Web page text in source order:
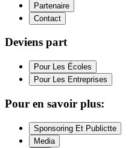
Partenaire
Contact
Deviens part
Pour Les Écoles
Pour Les Entreprises
Pour en savoir plus:
Sponsoring Et Publictte
Media